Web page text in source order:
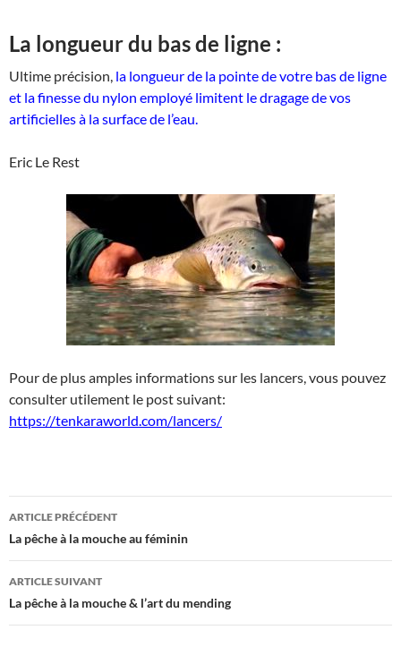
La longueur du bas de ligne :
Ultime précision, la longueur de la pointe de votre bas de ligne
et la finesse du nylon employé limitent le dragage de vos
artificielles à la surface de l’eau.
Eric Le Rest
Pour de plus amples informations sur les lancers, vous pouvez
consulter utilement le post suivant:
https://tenkaraworld.com/lancers/
Navigation
des
articles
ARTICLE PRÉCÉDENT
La pêche à la mouche au féminin
ARTICLE SUIVANT
La pêche à la mouche & l’art du mending